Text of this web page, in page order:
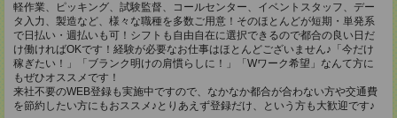
軽作業、ピッキング、試験監督、コールセンター、イベントスタッフ、デー
タ入力、製造など、様々な職種を多数ご用意！そのほとんどが短期・単発系
で日払い・週払いも可！シフトも自由自在に選択できるので都合の良い日だ
け働ければOKです！経験が必要なお仕事はほとんどございません♪「今だけ
稼ぎたい！」「ブランク明けの肩慣らしに！」「Wワーク希望」なんて方に
もぜひオススメです！
来社不要のWEB登録も実施中ですので、なかなか都合が合わない方や交通費
を節約したい方にもおススメ♪とりあえず登録だけ、という方も大歓迎です♪